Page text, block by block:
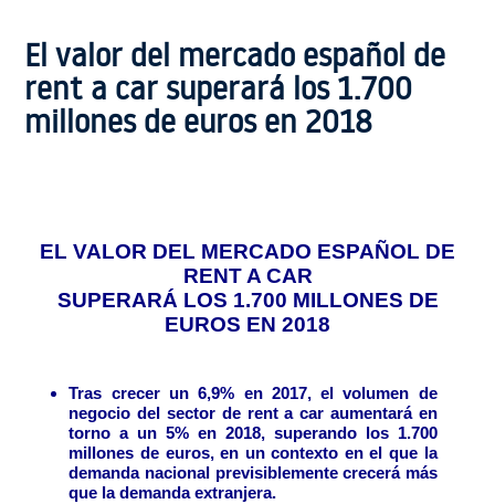
El valor del mercado español de
rent a car superará los 1.700
millones de euros en 2018
EL VALOR DEL MERCADO ESPAÑOL DE
RENT A CAR
SUPERARÁ LOS 1.700 MILLONES DE
EUROS EN 2018
Tras crecer un 6,9% en 2017, el volumen de
negocio del sector de rent a car aumentará en
torno a un 5% en 2018, superando los 1.700
millones de euros, en un contexto en el que la
demanda nacional previsiblemente crecerá más
que la demanda extranjera.